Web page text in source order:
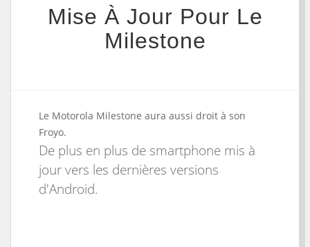
Mise À Jour Pour Le
Milestone
Le Motorola Milestone aura aussi droit à son
Froyo.
De plus en plus de smartphone mis à
jour vers les dernières versions
d'Android.